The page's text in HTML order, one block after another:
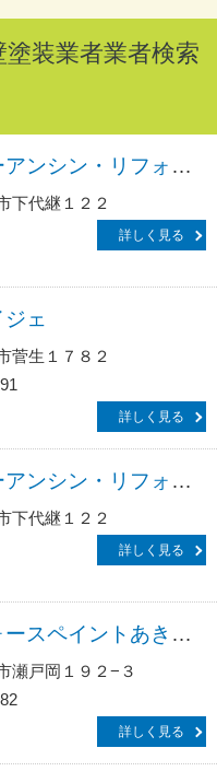
装業者業者検索
アーアーアーアンシン・リフォームサービス生活救急車ＪＢＲ／出張エリア・あきる野市・秋川駅前・あきる野市役所前・草花・東秋留駅前・二宮・あきる野ＩＣ前受付
下代継１２２
詳しく見る
ェ
菅生１７８２
詳しく見る
アーアーアーアンシン・リフォームサービス生活救急車ＪＢＲ／出張エリア・あきる野市・秋川駅前・あきる野市役所前・東秋留駅前・日の出町総合受付
下代継１２２
詳しく見る
株式会社ウォースペイントあきる野支店
瀬戸岡１９２−３
詳しく見る